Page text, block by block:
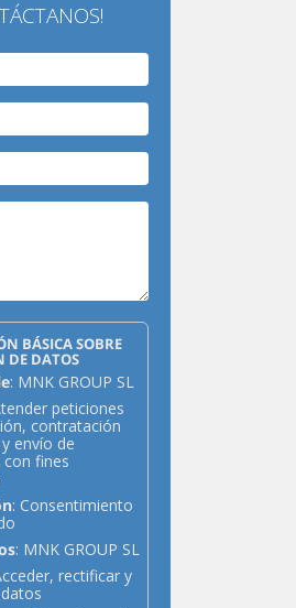
BÁSICA SOBRE
DE DATOS
: MNK GROUP SL
peticiones
contratación
envío de
fines
: Consentimiento
: MNK GROUP SL
rectificar y